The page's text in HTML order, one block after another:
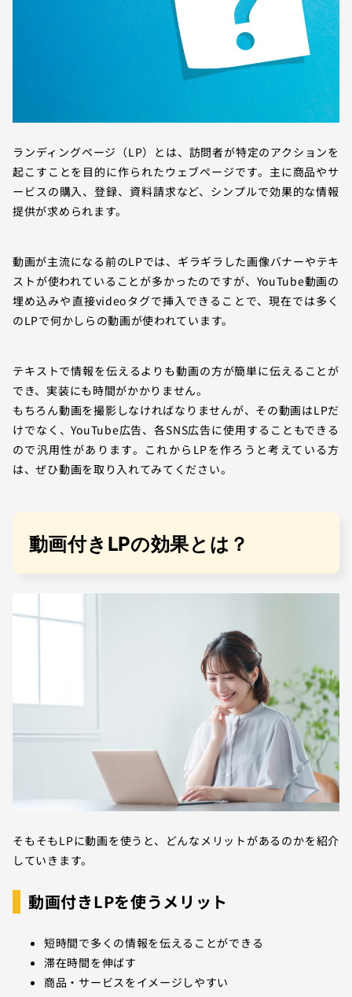
ランディングページ（LP）とは、訪問者が特定のアクションを
起こすことを目的に作られたウェブページです。主に商品やサ
ービスの購入、登録、資料請求など、シンプルで効果的な情報
提供が求められます。
動画が主流になる前のLPでは、ギラギラした画像バナーやテキ
ストが使われていることが多かったのですが、YouTube動画の
埋め込みや直接videoタグで挿入できることで、現在では多く
のLPで何かしらの動画が使われています。
テキストで情報を伝えるよりも動画の方が簡単に伝えることが
でき、実装にも時間がかかりません。
もちろん動画を撮影しなければなりませんが、その動画はLPだ
けでなく、YouTube広告、各SNS広告に使用することもできる
ので汎用性があります。これからLPを作ろうと考えている方
は、ぜひ動画を取り入れてみてください。
動画付きLPの効果とは？
そもそもLPに動画を使うと、どんなメリットがあるのかを紹介
していきます。
動画付きLPを使うメリット
短時間で多くの情報を伝えることができる
滞在時間を伸ばす
商品・サービスをイメージしやすい